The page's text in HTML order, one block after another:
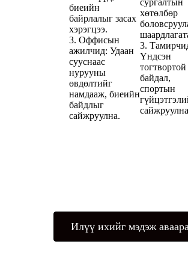
биеийн
байрлалыг засах
хэрэгцээ.
3. Оффисын
ажилчид: Удаан
сууснаас
нурууны
өвдөлтийг
намдааж, биеийн
байдлыг
сайжруулна.
хөтөлбөр
3.
Үндсэн
тогтвортой
байдал,
спортын
Илүү ихийг мэдэж